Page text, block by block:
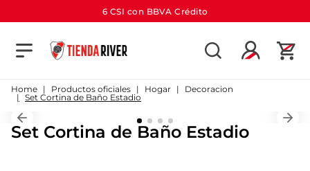
6 CSI con BBVA Crédito
Productos oficiales Hogar
Decoracion
Set Cortina de Baño Estadio
Set Cortina de Baño Estadio
TÉRMINOS MÁS BUSCADOS
1
camiseta
3.
gorra